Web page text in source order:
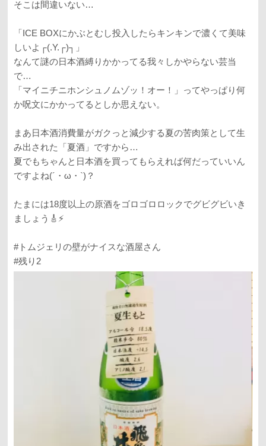
そこは間違いない…
「ICE BOXにかぶとむし投入したらキンキンで濃くて美味
しいよ┌(.Y.┌)┐」
なんて謎の日本酒縛りかかってる我々しかやらない芸当
で…
「マイニチニホンシュノムゾッ！オー！」ってやっぱり何
か呪文にかかってるとしか思えない。
まあ日本酒消費量がガクっと減少する夏の苦肉策として生
み出された「夏酒」ですから…
夏でもちゃんと日本酒を買ってもらえれば何だっていいん
ですよね(´・ω・`)？
たまには18度以上の原酒をゴロゴロロックでグビグビいき
ましょう🎸⚡️
#トムジェリの壁がナイスな酒屋さん
#残り2